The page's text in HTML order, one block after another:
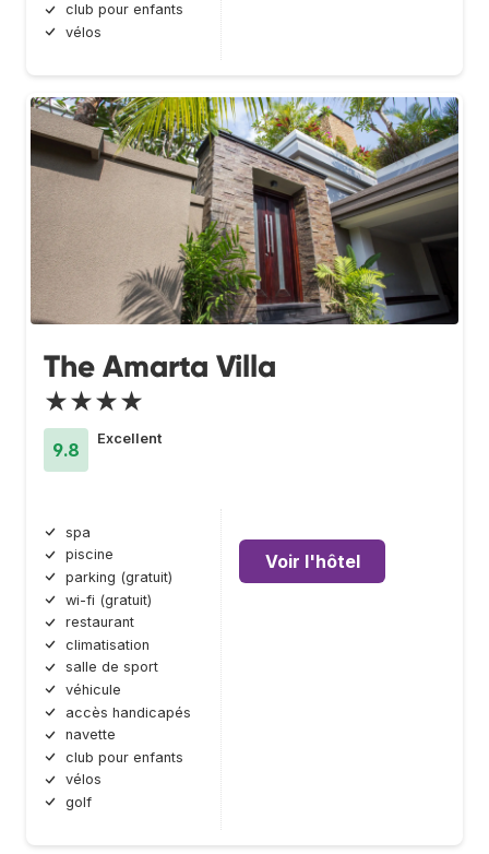
club pour enfants
vélos
The Amarta Villa
★★★★
9.8
Excellent
spa
piscine
parking (gratuit)
wi-fi (gratuit)
restaurant
climatisation
salle de sport
véhicule
accès handicapés
navette
club pour enfants
vélos
golf
Voir l'hôtel